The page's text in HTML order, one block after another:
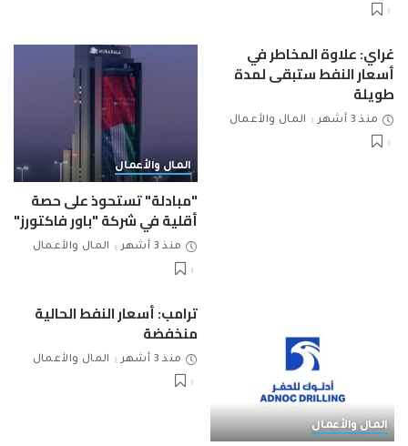
غراي: علاوة المخاطر في
أسعار النفط ستبقى لمدة
طويلة
منذ 3 أشهر المال والأعمال
المال والأعمال
"مبادلة" تستحوذ على حصة
أقلية في شركة "باور فاكتورز"
منذ 3 أشهر المال والأعمال
المال والأعمال
ترامب: أسعار النفط الحالية
منخفضة
منذ 3 أشهر المال والأعمال